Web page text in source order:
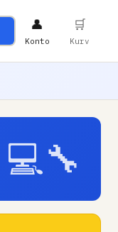
👤
Konto
🛒
Kurv
💻🔧